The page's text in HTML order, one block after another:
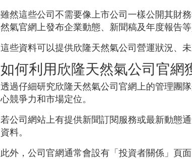
雖然這些公司不需要像上市公司一樣公開其財
然氣官網上發布企業動態、新聞稿及年度報告等
這些資料可以提供欣隆天然氣公司營運狀況、
如何利用欣隆天然氣公司官網
透過仔細研究欣隆天然氣公司官網上的管理團
心競爭力和市場定位。
若公司網站上有提供新聞訂閱服務或最新動態
資料。
此外，公司官網通常會設有「投資者關係」頁